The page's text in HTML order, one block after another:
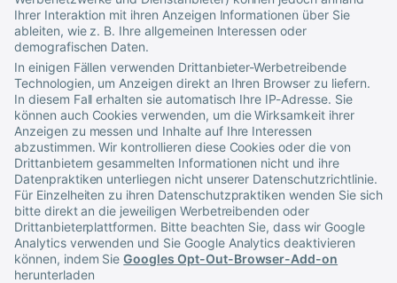
Ihrer Interaktion mit ihren Anzeigen Informationen über Sie
ableiten, wie z. B. Ihre allgemeinen Interessen oder
demografischen Daten.
In einigen Fällen verwenden Drittanbieter-Werbetreibende
Technologien, um Anzeigen direkt an Ihren Browser zu liefern.
In diesem Fall erhalten sie automatisch Ihre IP-Adresse. Sie
können auch Cookies verwenden, um die Wirksamkeit ihrer
Anzeigen zu messen und Inhalte auf Ihre Interessen
abzustimmen. Wir kontrollieren diese Cookies oder die von
Drittanbietern gesammelten Informationen nicht und ihre
Datenpraktiken unterliegen nicht unserer Datenschutzrichtlinie.
Für Einzelheiten zu ihren Datenschutzpraktiken wenden Sie sich
bitte direkt an die jeweiligen Werbetreibenden oder
Drittanbieterplattformen. Bitte beachten Sie, dass wir Google
Analytics verwenden und Sie Google Analytics deaktivieren
können, indem SieGoogles Opt-Out-Browser-Add-on
herunterladen